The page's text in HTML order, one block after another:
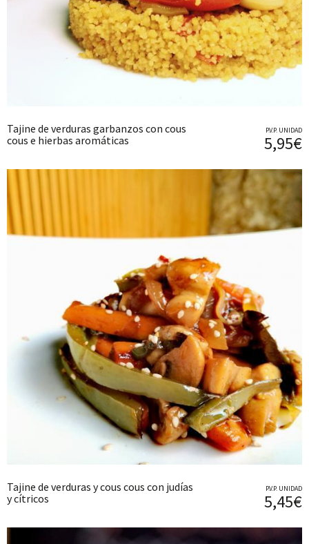
Tajine de verduras garbanzos con cous
cous e hierbas aromáticas
P.V.P. UNIDAD
5,95€
Tajine de verduras y cous cous con judías
y cítricos
P.V.P. UNIDAD
5,45€